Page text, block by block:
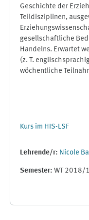
Geschichte der
Teildisziplinen,
gesellschaftliche
Handelns. Erwartet
(z. T.
wöchentliche
Kurs im HIS-LSF
Lehrende/r: Nicole
Semester: WT 2018/